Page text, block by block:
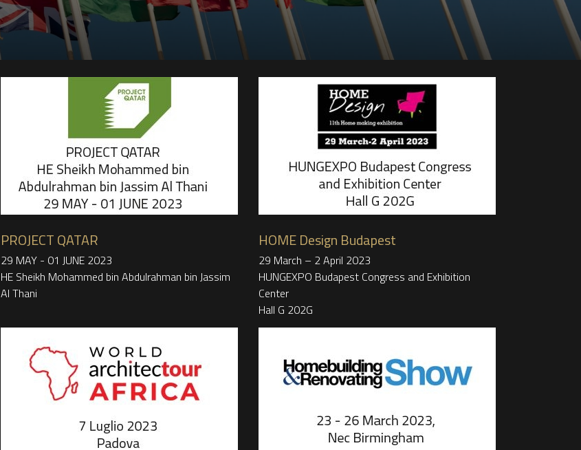
PROJECT QATAR
29 MAY - 01 JUNE 2023
HE Sheikh Mohammed bin Abdulrahman bin Jassim
Al Thani
HOME Design Budapest
29 March – 2 April 2023
HUNGEXPO Budapest Congress and Exhibition
Center
Hall G 202G